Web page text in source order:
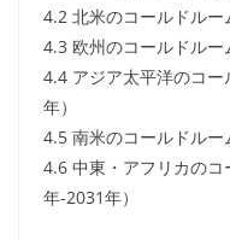
4.2 北米のコールドルー
4.3 欧州のコールドルー
4.4 アジア太平洋のコ
年）
4.5 南米のコールドルー
4.6 中東・アフリカの
年-2031年）